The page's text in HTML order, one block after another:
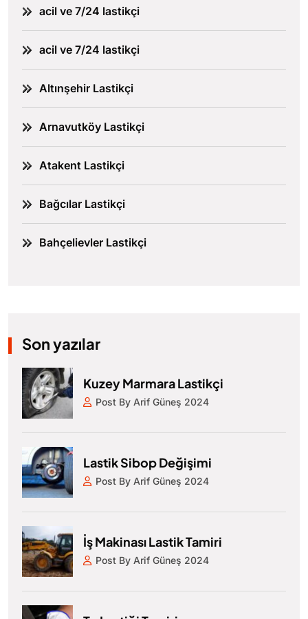
acil ve 7/24 lastikçi
acil ve 7/24 lastikçi
Altınşehir Lastikçi
Arnavutköy Lastikçi
Atakent Lastikçi
Bağcılar Lastikçi
Bahçelievler Lastikçi
Son yazılar
Kuzey Marmara Lastikçi
Post By Arif Güneş 2024
Lastik Sibop Değişimi
Post By Arif Güneş 2024
İş Makinası Lastik Tamiri
Post By Arif Güneş 2024